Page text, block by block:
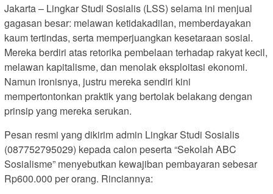
Jakarta – Lingkar Studi Sosialis (LSS) selama ini menjual
gagasan besar: melawan ketidakadilan, memberdayakan
kaum tertindas, serta memperjuangkan kesetaraan sosial.
Mereka berdiri atas retorika pembelaan terhadap rakyat kecil,
melawan kapitalisme, dan menolak eksploitasi ekonomi.
Namun ironisnya, justru mereka sendiri kini
mempertontonkan praktik yang bertolak belakang dengan
prinsip yang mereka serukan.
Pesan resmi yang dikirim admin Lingkar Studi Sosialis
(087752795029) kepada calon peserta “Sekolah ABC
Sosialisme” menyebutkan kewajiban pembayaran sebesar
Rp600.000 per orang. Rinciannya: